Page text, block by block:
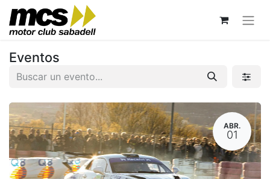
Eventos
ABR.
01